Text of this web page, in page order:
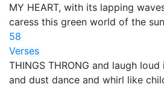
MY HEART, with its lapping
caress this green world of the
58
Verses
THINGS THRONG and laugh
and dust dance and whirl like